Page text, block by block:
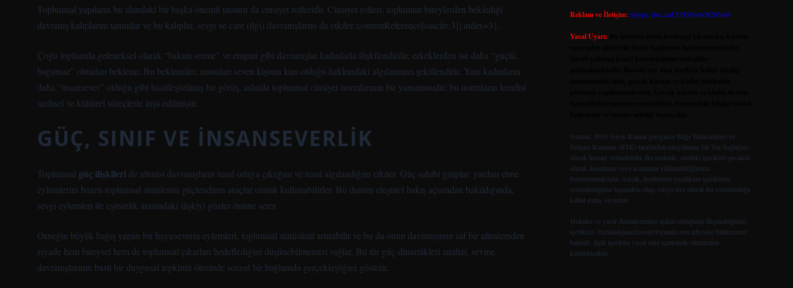
Toplumsal yapıların bu alandaki bir başka önemli unsuru da cinsiyet rolleridir. Cinsiyet rolleri, toplumun bireylerden beklediği
davranış kalıplarını tanımlar ve bu kalıplar, sevgi ve care (ilgi) davranışlarını da etkiler :contentReference[oaicite:3]{index=3}.
Çoğu toplumda geleneksel olarak “bakım verme” ve empati gibi davranışlar kadınlarla ilişkilendirilir; erkeklerden ise daha “güçlü,
bağımsız” olmaları beklenir. Bu beklentiler, insanları seven kişinin kim olduğu hakkındaki algılarımızı şekillendirir. Yani kadınların
daha “insansever” olduğu gibi basitleştirilmiş bir görüş, aslında toplumsal cinsiyet normlarının bir yansımasıdır; bu normların kendisi
tarihsel ve kültürel süreçlerle inşa edilmiştir.
GÜÇ, SINIF VE İNSANSEVERLIK
Toplumsal güç ilişkileri de altruist davranışların nasıl ortaya çıktığını ve nasıl algılandığını etkiler. Güç sahibi gruplar, yardım etme
eylemlerini bazen toplumsal statülerini güçlendiren araçlar olarak kullanabilirler. Bu durum eleştirel bakış açısından bakıldığında,
sevgi eylemleri ile eşitsizlik arasındaki ilişkiyi gözler önüne serer.
Örneğin büyük bağış yapan bir hayırseverin eylemleri, toplumsal statüsünü artırabilir ve bu da onun davranışının saf bir altruizmden
ziyade hem bireysel hem de toplumsal çıkarları hedeflediğini düşünebilmemizi sağlar. Bu tür güç-dinamikleri analizi, sevme
davranışlarının basit bir duygusal tepkinin ötesinde sosyal bir bağlamda gerçekleştiğini gösterir.
Reklam ve İletişim: Skype: live:.cid.575569c608265c69
Yasal Uyarı:
Sitemiz, 5651 Sayılı Kanun gereğince Bilgi Teknolojileri ve
İletişim Kurumu (BTK) tarafından onaylanmış bir Yer Sağlayıcı
olarak hizmet vermektedir. Bu nedenle, sitedeki içerikleri proaktif
olarak denetleme veya araştırma yükümlülüğümüz
bulunmamaktadır. Ancak, üyelerimiz yazdıkları içeriklerin
sorumluluğunu taşımakta olup, siteye üye olarak bu sorumluluğu
kabul etmiş sayılırlar.
Hukuka ve yasal düzenlemelere aykırı olduğunu düşündüğünüz
içerikleri, backlinkpanelicomtr@gmail.com adresine bildirmeniz
halinde, ilgili içerikler yasal süre içerisinde sitemizden
kaldırılacaktır.